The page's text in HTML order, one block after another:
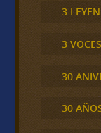
3
3
30
30